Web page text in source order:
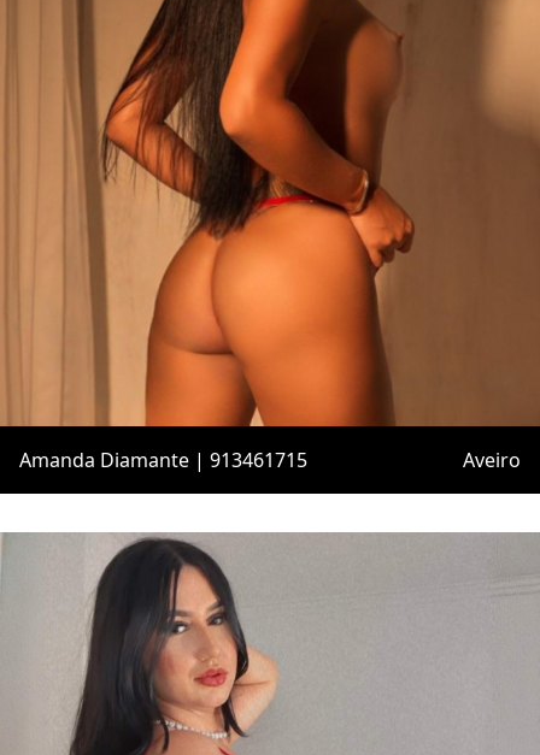
Amanda Diamante | 913461715 Aveiro